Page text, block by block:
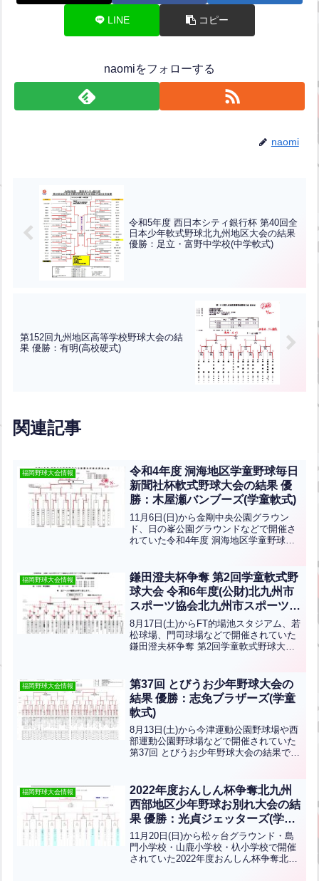
LINE コピー
naomiをフォローする
naomi
令和5年度 西日本シティ銀行杯 第40回全
日本少年軟式野球北九州地区大会の結果
優勝：足立・富野中学校(中学軟式)
第152回九州地区高等学校野球大会の結
果 優勝：有明(高校硬式)
関連記事
福岡野球大会情報
令和4年度 洞海地区学童野球毎日
新聞社杯軟式野球大会の結果 優
勝：木屋瀬バンブーズ(学童軟式)
11月6日(日)から金剛中央公園グラウン
ド、日の峯公園グラウンドなどで開催さ
れていた令和4年度 洞海地区学童野球毎
ースボールクラブです。おめでとうござ
います！
福岡野球大会情報
鎌田澄夫杯争奪 第2回学童軟式野
球大会 令和6年度(公財)北九州市
スポーツ協会北九州市スポーツ少
年団ジュニア学童軟式野球交流大
会の結果 優勝：吉田レグルス(学
童軟式)
8月17日(土)からFT的場池スタジアム、若
松球場、門司球場などで開催されていた
鎌田澄夫杯争奪 第2回学童軟式野球大会
野球交流大会の結果です！優勝は吉田レ
グルス、...全文はクリック
福岡野球大会情報
第37回 とびうお少年野球大会の
結果 優勝：志免ブラザーズ(学童
軟式)
8月13日(土)から今津運動公園野球場や西
部運動公園野球場などで開催されていた
第37回 とびうお少年野球大会の結果で
ございます！北九州市から葛原少年野球
クラブ、浅川ベア...全文はクリック
福岡野球大会情報
2022年度おんしん杯争奪北九州
西部地区少年野球お別れ大会の結
果 優勝：光貞ジェッターズ(学童
軟式)
11月20日(日)から松ヶ台グラウンド・島
門小学校・山鹿小学校・杁小学校で開催
されていた2022年度おんしん杯争奪北九